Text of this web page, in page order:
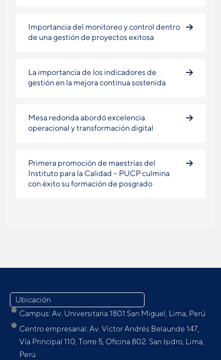
Importancia del monitoreo y control dentro
de una gestión de proyectos exitosa
La importancia de los indicadores de
gestión en la mejora continua sostenida
Mesa redonda abordó excelencia
operacional y transformación digital
Primera promoción de maestrías del
Instituto para la Calidad – PUCP culmina
con éxito su formación de posgrado
Ubicación
Campus: Av. Universitaria 1801 San Miguel, Lima, Perú
Centro empresarial: Av. Víctor Andrés Belaunde 147,
Vía Principal 110, Torre 5, Oﬁcina 802. San Isidro, Lima,
Perú